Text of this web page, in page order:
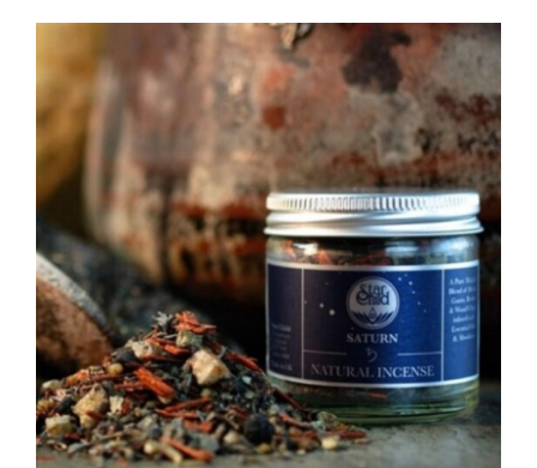
AGGIUNGI AL CARRELLO / DETTAGLI